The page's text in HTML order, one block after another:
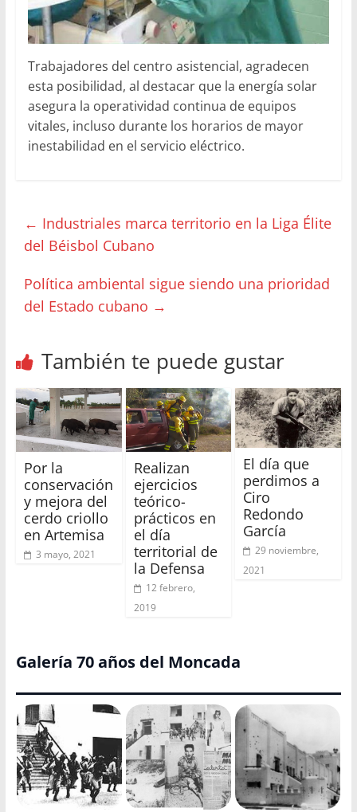
Trabajadores del centro asistencial, agradecen
esta posibilidad, al destacar que la energía solar
asegura la operatividad continua de equipos
vitales, incluso durante los horarios de mayor
inestabilidad en el servicio eléctrico.
← Industriales marca territorio en la Liga Élite
del Béisbol Cubano
Política ambiental sigue siendo una prioridad
del Estado cubano →
También te puede gustar
Por la
conservación
y mejora del
cerdo criollo
en Artemisa
3 mayo, 2021
Realizan
ejercicios
teórico-
prácticos en
el día
territorial de
la Defensa
12 febrero,
2019
El día que
perdimos a
Ciro
Redondo
García
29 noviembre,
2021
Galería 70 años del Moncada